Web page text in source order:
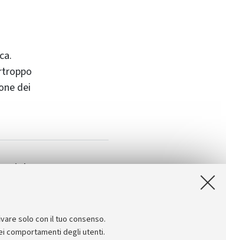
solo con il tuo consenso.
comportamenti degli utenti.
dei